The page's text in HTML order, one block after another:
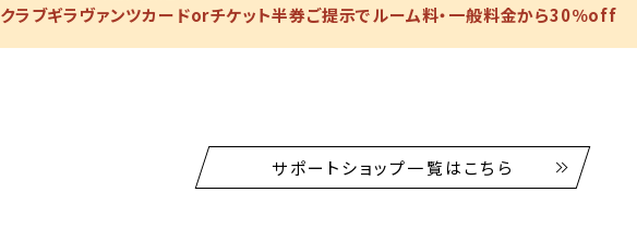
クラブギラヴァンツカードorチケット半券ご提示でルーム料・一般料金から30％off
サポートショップ一覧はこちら